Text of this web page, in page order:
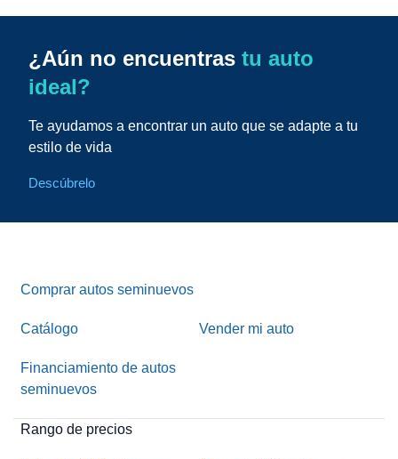
¿Aún no encuentras tu auto
ideal?
Te ayudamos a encontrar un auto que se adapte a tu
estilo de vida
Descúbrelo
Comprar autos seminuevos
Catálogo Vender mi auto
Financiamiento de autos
seminuevos
Rango de precios